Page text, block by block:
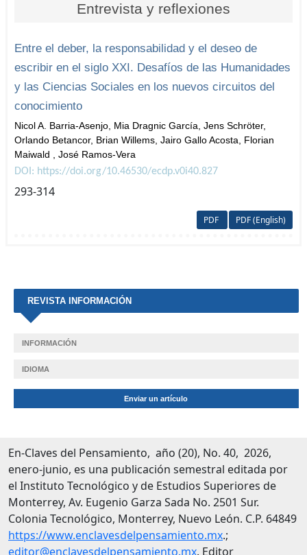
Entrevista y reflexiones
Entre el deber, la responsabilidad y el deseo de
escribir en el siglo XXI. Desafíos de las Humanidades
y las Ciencias Sociales en los nuevos circuitos del
conocimiento
Nicol A. Barria-Asenjo, Mia Dragnic García, Jens Schröter,
Orlando Betancor, Brian Willems, Jairo Gallo Acosta, Florian
Maiwald , José Ramos-Vera
DOI: https://doi.org/10.46530/ecdp.v0i40.827
293-314
PDF PDF (English)
REVISTA INFORMACIÓN
INFORMACIÓN
IDIOMA
Enviar un artículo
En-Claves del Pensamiento, año (20), No. 40, 2026,
enero-junio, es una publicación semestral editada por
el Instituto Tecnológico y de Estudios Superiores de
Monterrey, Av. Eugenio Garza Sada No. 2501 Sur.
Colonia Tecnológico, Monterrey, Nuevo León. C.P. 64849
https://www.enclavesdelpensamiento.mx.;
editor@enclavesdelpensamiento.mx. Editor